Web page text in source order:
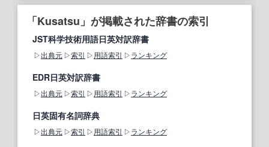
「Kusatsu」が掲載された辞書の索引
JST科学技術用語日英対訳辞書
出典元 索引 用語索引 ランキング
EDR日英対訳辞書
出典元 索引 用語索引 ランキング
日英固有名詞辞典
出典元 索引 用語索引 ランキング